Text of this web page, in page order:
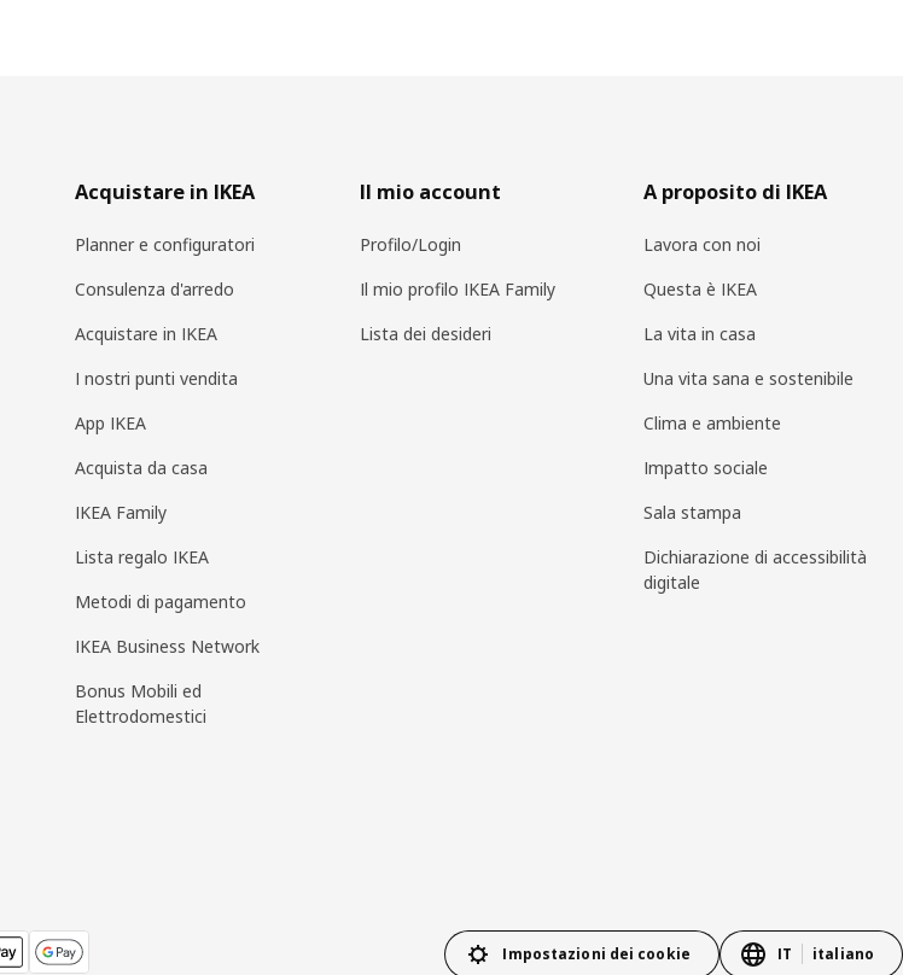
Acquistare in IKEA
Planner e configuratori
Consulenza d'arredo
Acquistare in IKEA
I nostri punti vendita
App IKEA
Acquista da casa
IKEA Family
Lista regalo IKEA
Metodi di pagamento
IKEA Business Network
Bonus Mobili ed
Elettrodomestici
Il mio account
Profilo/Login
Il mio profilo IKEA Family
Lista dei desideri
A proposito di IKEA
Lavora con noi
Questa è IKEA
La vita in casa
Una vita sana e sostenibile
Clima e ambiente
Impatto sociale
Sala stampa
Dichiarazione di accessibilità
digitale
Impostazioni dei cookie IT italiano